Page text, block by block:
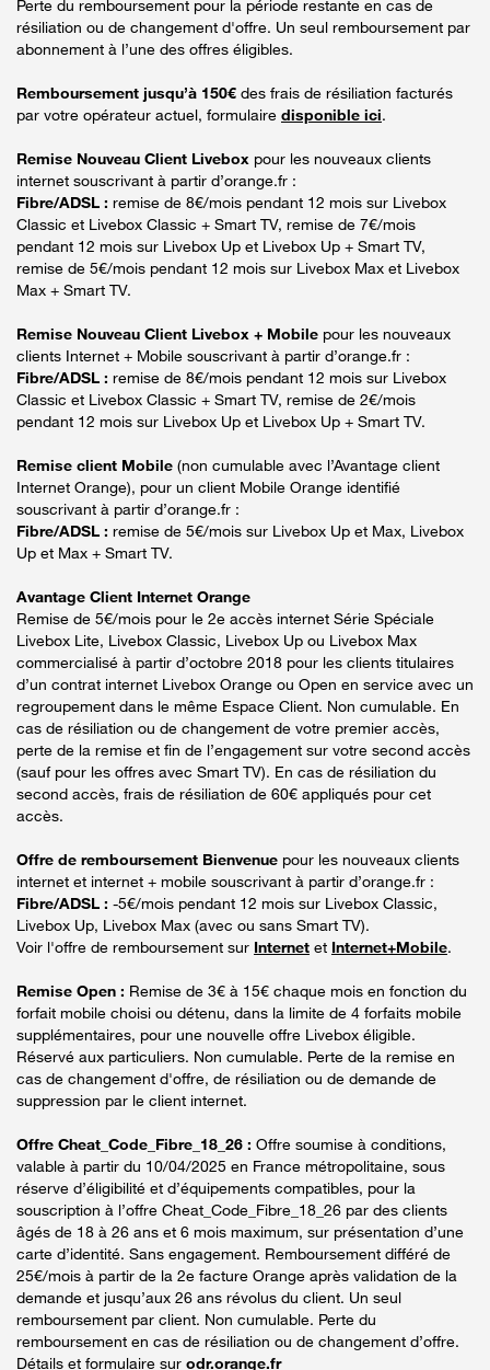
Perte du remboursement pour la période restante en cas de
résiliation ou de changement d'offre. Un seul remboursement par
abonnement à l’une des offres éligibles.
Remboursement jusqu’à 150€ des frais de résiliation facturés
par votre opérateur actuel, formulaire disponible ici.
Remise Nouveau Client Livebox pour les nouveaux clients
internet souscrivant à partir d’orange.fr :
Fibre/ADSL : remise de 8€/mois pendant 12 mois sur Livebox
Classic et Livebox Classic + Smart TV, remise de 7€/mois
pendant 12 mois sur Livebox Up et Livebox Up + Smart TV,
remise de 5€/mois pendant 12 mois sur Livebox Max et Livebox
Max + Smart TV.
Remise Nouveau Client Livebox + Mobile pour les nouveaux
clients Internet + Mobile souscrivant à partir d’orange.fr :
Fibre/ADSL : remise de 8€/mois pendant 12 mois sur Livebox
Classic et Livebox Classic + Smart TV, remise de 2€/mois
pendant 12 mois sur Livebox Up et Livebox Up + Smart TV.
Remise client Mobile (non cumulable avec l’Avantage client
Internet Orange), pour un client Mobile Orange identifié
souscrivant à partir d’orange.fr :
Fibre/ADSL : remise de 5€/mois sur Livebox Up et Max, Livebox
Up et Max + Smart TV.
Avantage Client Internet Orange
Remise de 5€/mois pour le 2e accès internet Série Spéciale
Livebox Lite, Livebox Classic, Livebox Up ou Livebox Max
commercialisé à partir d’octobre 2018 pour les clients titulaires
d’un contrat internet Livebox Orange ou Open en service avec un
regroupement dans le même Espace Client. Non cumulable. En
cas de résiliation ou de changement de votre premier accès,
perte de la remise et fin de l’engagement sur votre second accès
(sauf pour les offres avec Smart TV). En cas de résiliation du
second accès, frais de résiliation de 60€ appliqués pour cet
accès.
Offre de remboursement Bienvenue pour les nouveaux clients
internet et internet + mobile souscrivant à partir d’orange.fr :
Fibre/ADSL : -5€/mois pendant 12 mois sur Livebox Classic,
Livebox Up, Livebox Max (avec ou sans Smart TV).
Voir l'offre de remboursement sur Internet et Internet+Mobile.
Remise Open : Remise de 3€ à 15€ chaque mois en fonction du
forfait mobile choisi ou détenu, dans la limite de 4 forfaits mobile
supplémentaires, pour une nouvelle offre Livebox éligible.
Réservé aux particuliers. Non cumulable. Perte de la remise en
cas de changement d'offre, de résiliation ou de demande de
suppression par le client internet.
Offre Cheat_Code_Fibre_18_26 : Offre soumise à conditions,
valable à partir du 10/04/2025 en France métropolitaine, sous
réserve d’éligibilité et d’équipements compatibles, pour la
souscription à l’offre Cheat_Code_Fibre_18_26 par des clients
âgés de 18 à 26 ans et 6 mois maximum, sur présentation d’une
carte d’identité. Sans engagement. Remboursement différé de
25€/mois à partir de la 2e facture Orange après validation de la
demande et jusqu’aux 26 ans révolus du client. Un seul
remboursement par client. Non cumulable. Perte du
remboursement en cas de résiliation ou de changement d’offre.
Détails et formulaire sur odr.orange.fr